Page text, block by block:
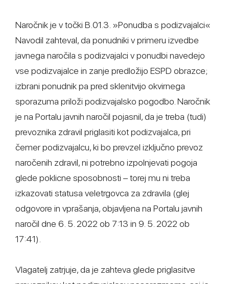
Naročnik je v točki B.01.3. »Ponudba s podizvajalci«
Navodil zahteval, da ponudniki v primeru izvedbe
javnega naročila s podizvajalci v ponudbi navedejo
vse podizvajalce in zanje predložijo ESPD obrazce;
izbrani ponudnik pa pred sklenitvijo okvirnega
sporazuma priloži podizvajalsko pogodbo. Naročnik
je na Portalu javnih naročil pojasnil, da je treba (tudi)
prevoznika zdravil priglasiti kot podizvajalca, pri
čemer podizvajalcu, ki bo prevzel izključno prevoz
naročenih zdravil, ni potrebno izpolnjevati pogoja
glede poklicne sposobnosti – torej mu ni treba
izkazovati statusa veletrgovca za zdravila (glej
odgovore in vprašanja, objavljena na Portalu javnih
naročil dne 6. 5. 2022 ob 7:13 in 9. 5. 2022 ob
17:41).
Vlagatelj zatrjuje, da je zahteva glede priglasitve